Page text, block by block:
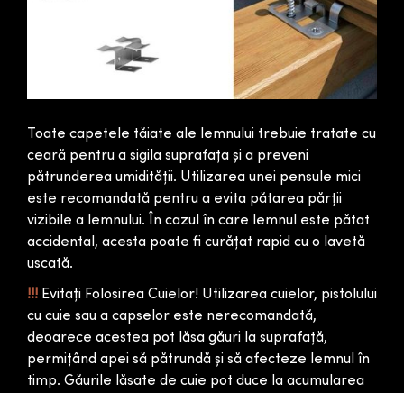
Toate capetele tăiate ale lemnului trebuie tratate cu
ceară pentru a sigila suprafața și a preveni
pătrunderea umidității. Utilizarea unei pensule mici
este recomandată pentru a evita pătarea părții
vizibile a lemnului. În cazul în care lemnul este pătat
accidental, acesta poate fi curățat rapid cu o lavetă
uscată.
!!! Evitați Folosirea Cuielor! Utilizarea cuielor, pistolului
cu cuie sau a capselor este nerecomandată,
deoarece acestea pot lăsa găuri la suprafață,
permițând apei să pătrundă și să afecteze lemnul în
timp. Găurile lăsate de cuie pot duce la acumularea